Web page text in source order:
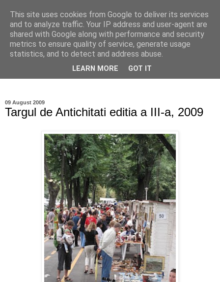
Ioan Nicolae Photography
Blog
My photographic vision. The world as I have seen it through
my camera lens.
09 August 2009
Targul de Antichitati editia a III-a, 2009
This site uses cookies from Google to deliver its services
and to analyze traffic. Your IP address and user-agent are
shared with Google along with performance and security
metrics to ensure quality of service, generate usage
statistics, and to detect and address abuse.
LEARN MORE GOT IT